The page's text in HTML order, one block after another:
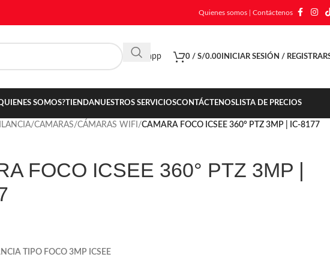
Quienes somos Contáctenos
Whatsapp 0 / S/0.00 INICIAR SESIÓN /
SOMOS?TIENDANUESTROS SERVICIOSCONTÁCTENOSLISTA DE PRECIOS
/CAMARAS/CÁMARAS WIFI /CAMARA FOCO ICSEE 360° PTZ 3MP | IC-8177
FOCO ICSEE 360° PTZ 3MP |
TIPO FOCO 3MP ICSEE